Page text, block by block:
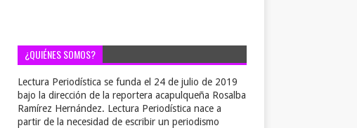
¿QUIÉNES SOMOS?
Lectura Periodística se funda el 24 de julio de 2019
bajo la dirección de la reportera acapulqueña Rosalba
Ramírez Hernández. Lectura Periodística nace a
partir de la necesidad de escribir un periodismo